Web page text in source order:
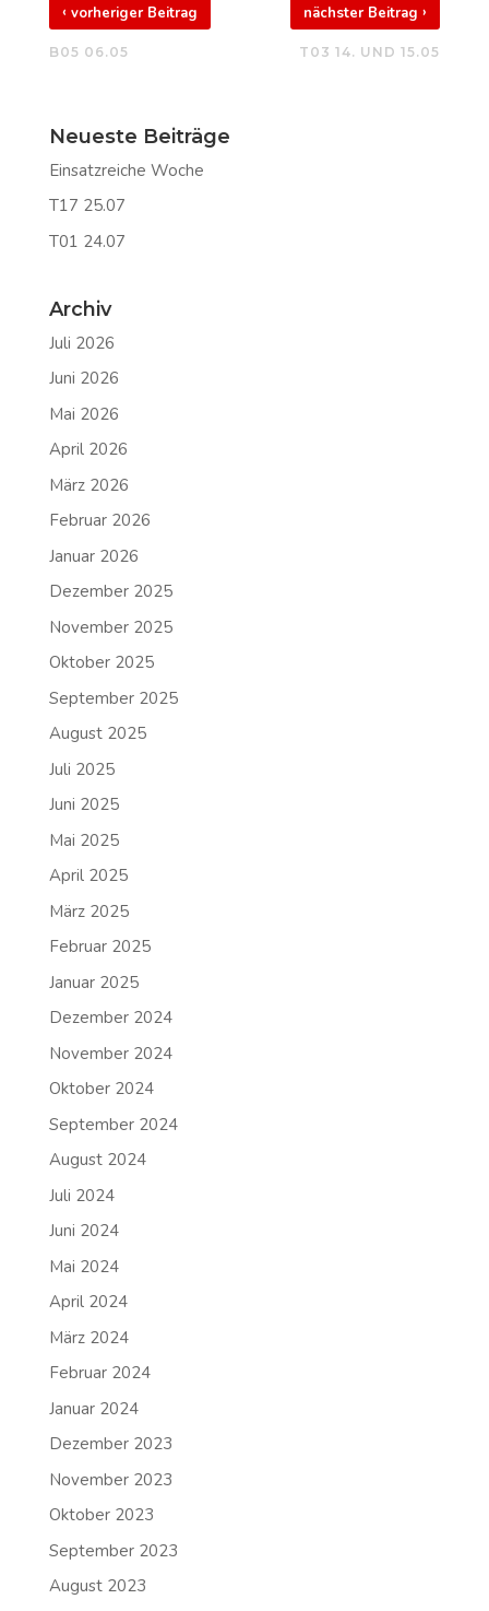
‹ vorheriger Beitrag
B05 06.05
nächster Beitrag›
T03 14. UND 15.05
Neueste Beiträge
Einsatzreiche Woche
T17 25.07
T01 24.07
Archiv
Juli 2026
Juni 2026
Mai 2026
April 2026
März 2026
Februar 2026
Januar 2026
Dezember 2025
November 2025
Oktober 2025
September 2025
August 2025
Juli 2025
Juni 2025
Mai 2025
April 2025
März 2025
Februar 2025
Januar 2025
Dezember 2024
November 2024
Oktober 2024
September 2024
August 2024
Juli 2024
Juni 2024
Mai 2024
April 2024
März 2024
Februar 2024
Januar 2024
Dezember 2023
November 2023
Oktober 2023
September 2023
August 2023